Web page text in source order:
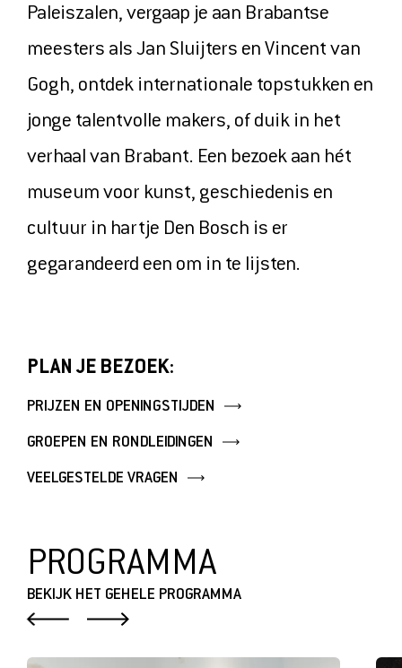
COLLECTIE
HET MUSEUM
PERS
MUSEUMSHOP
DOE EEN DONATIE
Paleiszalen, vergaap je aan Brabantse
meesters als Jan Sluijters en Vincent van
Gogh, ontdek internationale topstukken en
jonge talentvolle makers, of duik in het
verhaal van Brabant. Een bezoek aan hét
museum voor kunst, geschiedenis en
cultuur in hartje Den Bosch is er
gegarandeerd een om in te lijsten.
PLAN JE BEZOEK:
PRIJZEN EN OPENINGSTIJDEN
GROEPEN EN RONDLEIDINGEN
VEELGESTELDE VRAGEN
PROGRAMMA
BEKIJK HET GEHELE PROGRAMMA